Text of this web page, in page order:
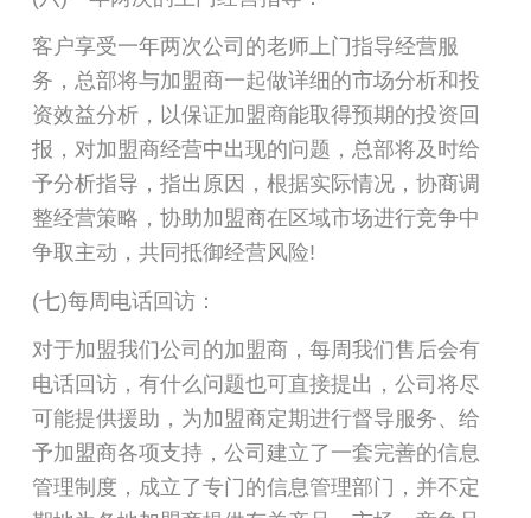
客户享受一年两次公司的老师上门指导经营服
务，总部将与加盟商一起做详细的市场分析和投
资效益分析，以保证加盟商能取得预期的投资回
报，对加盟商经营中出现的问题，总部将及时给
予分析指导，指出原因，根据实际情况，协商调
整经营策略，协助加盟商在区域市场进行竞争中
争取主动，共同抵御经营风险!
(七)每周电话回访：
对于加盟我们公司的加盟商，每周我们售后会有
电话回访，有什么问题也可直接提出，公司将尽
可能提供援助，为加盟商定期进行督导服务、给
予加盟商各项支持，公司建立了一套完善的信息
管理制度，成立了专门的信息管理部门，并不定